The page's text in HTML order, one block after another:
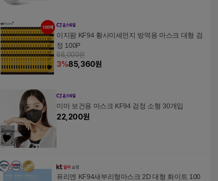
이지팜 KF94 황사미세먼지 방역용 마스크 대형 검
정 100P
88,000원
3%85,360원
미마 보건용 마스크 KF94 검정 소형 30개입
22,200원
퓨리엔 KF94새부리형마스크 2D 대형 화이트 100